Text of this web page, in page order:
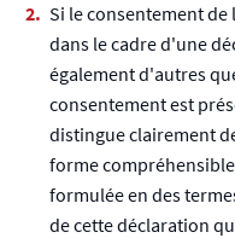
Si le consentement
dans le cadre d'une
également d'autres
consentement est
distingue clairement
forme
formulée en des
de cette déclaration